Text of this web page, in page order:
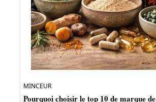
MINCEUR
Pourquoi choisir le top 10 de marque de